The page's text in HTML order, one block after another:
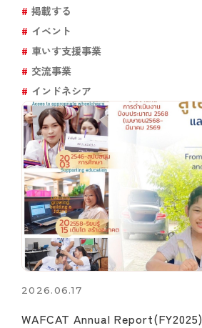
掲載する
イベント
車いす支援事業
交流事業
インドネシア
2026.06.17
WAFCAT Annual Report(FY2025)